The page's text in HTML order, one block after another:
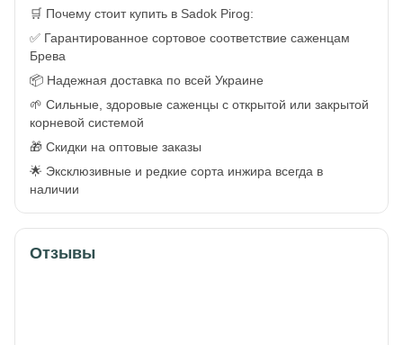
🛒 Почему стоит купить в Sadok Pirog:
✅ Гарантированное сортовое соответствие саженцам
Брева
📦 Надежная доставка по всей Украине
🌱 Сильные, здоровые саженцы с открытой или закрытой
корневой системой
🎁 Скидки на оптовые заказы
🌟 Эксклюзивные и редкие сорта инжира всегда в
наличии
Отзывы